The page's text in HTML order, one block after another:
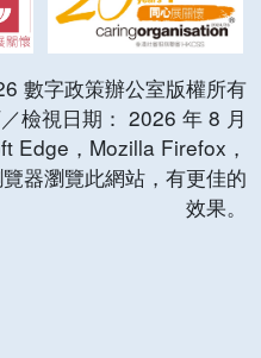
數字政策辦公室版權所有
檢視日期： 2026 年 8 月
Edge，Mozilla Firefox，
器瀏覽此網站，有更佳的
效果。